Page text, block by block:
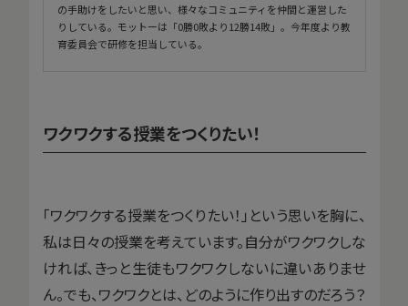
の手助けをしたいと思い、様々なコミュニティを仲間と運営した
りしている。モットーは「0勝0敗より12勝14敗」。今年度より教
育委員会で研修を担当している。
ワクワクする授業をつくりたい！
「ワクワクする授業をつくりたい！」という思いを胸に、
私は日々の授業を考えています。自分がワクワクしな
ければ、きっと生徒もワクワクしないに違いありませ
ん。でも、ワクワクとは、どのように作り出すのだろう？